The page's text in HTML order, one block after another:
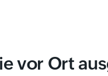
vor Ort